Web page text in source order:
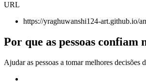
URL
https://yraghuwanshi124-art.github.io/
Por que as pessoas confiam
Ajudar as pessoas a tomar melhores decisões